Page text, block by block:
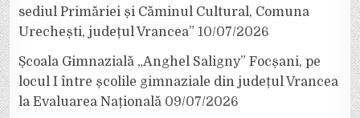
sediul Primăriei și Căminul Cultural, Comuna
Urechești, județul Vrancea” 10/07/2026
Școala Gimnazială „Anghel Saligny” Focșani, pe
locul I între școlile gimnaziale din județul Vrancea
la Evaluarea Națională 09/07/2026